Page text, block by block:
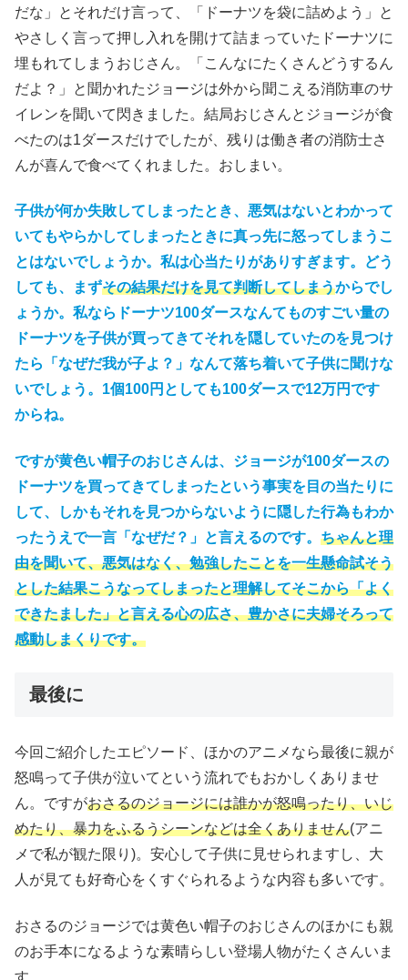
だな」とそれだけ言って、「ドーナツを袋に詰めよう」と
やさしく言って押し入れを開けて詰まっていたドーナツに
埋もれてしまうおじさん。「こんなにたくさんどうするん
だよ？」と聞かれたジョージは外から聞こえる消防車のサ
イレンを聞いて閃きました。結局おじさんとジョージが食
べたのは1ダースだけでしたが、残りは働き者の消防士さ
んが喜んで食べてくれました。おしまい。
子供が何か失敗してしまったとき、悪気はないとわかって
いてもやらかしてしまったときに真っ先に怒ってしまうこ
とはないでしょうか。私は心当たりがありすぎます。どう
しても、まずその結果だけを見て判断してしまうからでし
ょうか。私ならドーナツ100ダースなんてものすごい量の
ドーナツを子供が買ってきてそれを隠していたのを見つけ
たら「なぜだ我が子よ？」なんて落ち着いて子供に聞けな
いでしょう。1個100円としても100ダースで12万円です
からね。
ですが黄色い帽子のおじさんは、ジョージが100ダースの
ドーナツを買ってきてしまったという事実を目の当たりに
して、しかもそれを見つからないように隠した行為もわか
ったうえで一言「なぜだ？」と言えるのです。 ちゃんと理
由を聞いて、悪気はなく、勉強したことを一生懸命試そう
とした結果こうなってしまったと理解してそこから「よく
できたました」と言える心の広さ、豊かさに夫婦そろって
感動しまくりです。
最後に
今回ご紹介したエピソード、ほかのアニメなら最後に親が
怒鳴って子供が泣いてという流れでもおかしくありませ
ん。ですがおさるのジョージには誰かが怒鳴ったり、いじ
めたり、暴力をふるうシーンなどは全くありません(アニ
メで私が観た限り)。安心して子供に見せられますし、大
人が見ても好奇心をくすぐられるような内容も多いです。
おさるのジョージでは黄色い帽子のおじさんのほかにも親
のお手本になるような素晴らしい登場人物がたくさんいま
す。